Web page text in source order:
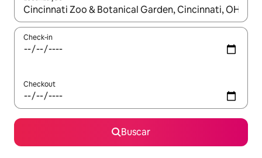
Quando os resultados estiverem disponíveis, explore-os
Check-in
Checkout
Buscar